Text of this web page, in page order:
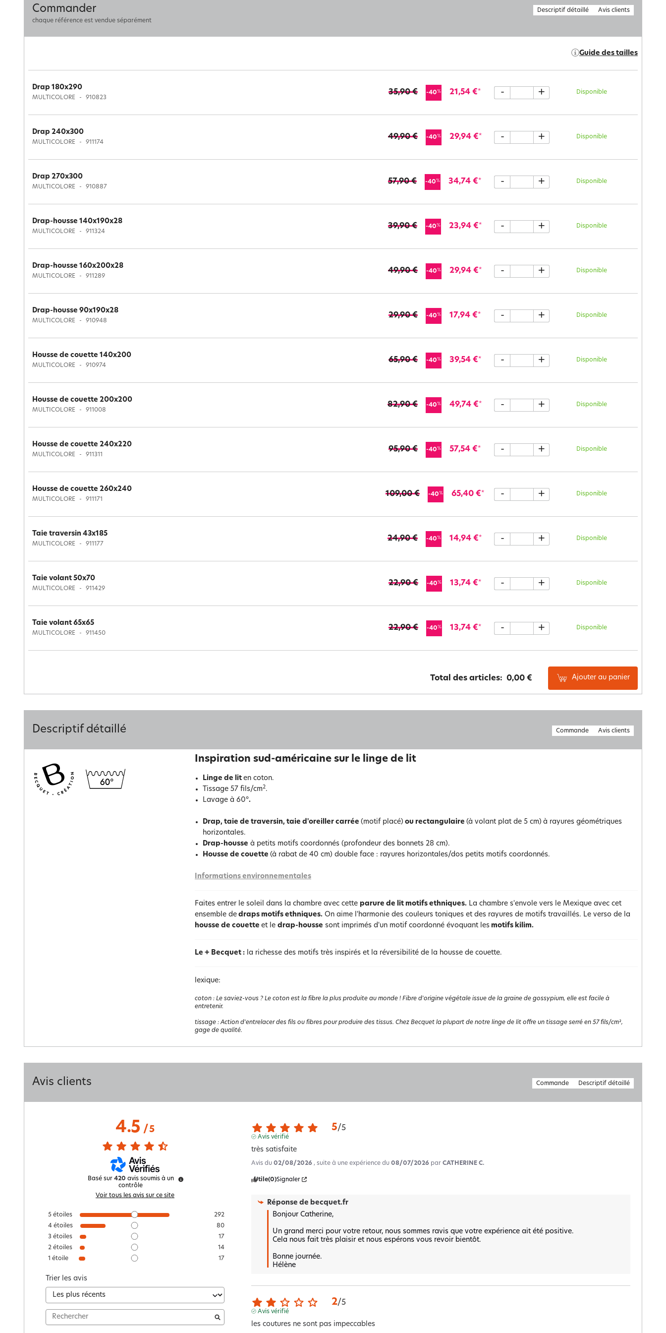
Commander
chaque référence est vendue séparément
Descriptif détaillé Avis clients
Guide des tailles
Drap 180x290
MULTICOLORE 910823
35,90 € -40% 21,54 €* Disponible
- +
Drap 240x300
MULTICOLORE 911174
49,90 € -40% 29,94 €* Disponible
- +
Drap 270x300
MULTICOLORE 910887
57,90 € -40% 34,74 €* Disponible
- +
Drap-housse 140x190x28
MULTICOLORE 911324
39,90 € -40% 23,94 €* Disponible
- +
Drap-housse 160x200x28
MULTICOLORE 911289
49,90 € -40% 29,94 €* Disponible
- +
Drap-housse 90x190x28
MULTICOLORE 910948
29,90 € -40% 17,94 €* Disponible
- +
Housse de couette 140x200
MULTICOLORE 910974
65,90 € -40% 39,54 €* Disponible
- +
Housse de couette 200x200
MULTICOLORE 911008
82,90 € -40% 49,74 €* Disponible
- +
Housse de couette 240x220
MULTICOLORE 911311
95,90 € -40% 57,54 €* Disponible
- +
Housse de couette 260x240
MULTICOLORE 911171
109,00 € -40% 65,40 €* Disponible
- +
Taie traversin 43x185
MULTICOLORE 911177
24,90 € -40% 14,94 €* Disponible
- +
Taie volant 50x70
MULTICOLORE 911429
22,90 € -40% 13,74 €* Disponible
- +
Taie volant 65x65
MULTICOLORE 911450
22,90 € -40% 13,74 €* Disponible
- +
Total des articles: 0,00 € Ajouter au panier
Descriptif détaillé Commande Avis clients
Inspiration sud-américaine sur le linge de lit
Linge de lit en coton.
Tissage 57 fils/cm2.
Lavage à 60°.
Drap, taie de traversin, taie d'oreiller carrée (motif placé) ou rectangulaire (à volant plat de 5 cm) à rayures géométriques
horizontales.
Drap-housse à petits motifs coordonnés (profondeur des bonnets 28 cm).
Housse de couette (à rabat de 40 cm) double face : rayures horizontales/dos petits motifs coordonnés.
Informations environnementales
Faites entrer le soleil dans la chambre avec cette parure de lit motifs ethniques. La chambre s'envole vers le Mexique avec cet
ensemble de draps motifs ethniques. On aime l'harmonie des couleurs toniques et des rayures de motifs travaillés. Le verso de la
housse de couette et le drap-housse sont imprimés d'un motif coordonné évoquant les motifs kilim.
Le + Becquet : la richesse des motifs très inspirés et la réversibilité de la housse de couette.
lexique:
coton : Le saviez-vous ? Le coton est la fibre la plus produite au monde ! Fibre d'origine végétale issue de la graine de gossypium, elle est facile à
entretenir.
tissage :Action d'entrelacer des fils ou fibres pour produire des tissus. Chez Becquet la plupart de notre linge de lit offre un tissage serré en 57 fils/cm²,
gage de qualité.
Avis clients Commande Descriptif détaillé
4.5/ 5
Basé sur 420 avis soumis à un
contrôle
Voir tous les avis sur ce site
5 étoiles
292
4 étoiles
80
3 étoiles
17
2 étoiles
14
1 étoile 17
Trier les avis
5/5
Avis vérifié
très satisfaite
Avis du02/08/2026 , suite à une expérience du08/07/2026 parCATHERINE C.
Utile(0)Signaler
Réponse de becquet.fr
Bonjour Catherine,
Un grand merci pour votre retour, nous sommes ravis que votre expérience ait été positive.
Cela nous fait très plaisir et nous espérons vous revoir bientôt.
Bonne journée.
Hélène
2/5
Avis vérifié
les coutures ne sont pas impeccables